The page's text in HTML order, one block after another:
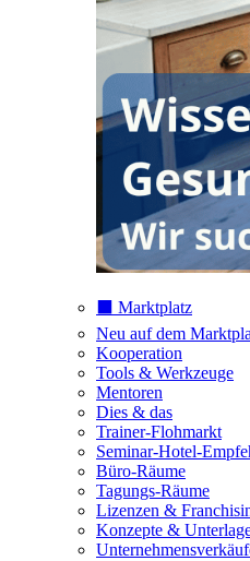
⬛️ Marktplatz
Neu auf dem
Kooperation
Tools & Werkzeuge
Mentoren
Dies & das
Trainer-Flohmarkt
Seminar-Hotel-
Büro-Räume
Tagungs-Räume
Lizenzen &
Konzepte &